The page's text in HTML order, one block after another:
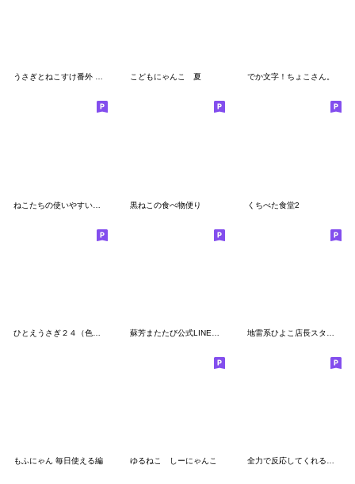
うさぎとねこすけ番外 ブラックねこすけ2 こどもにゃんこ 夏 でか文字！ちょこさん。
黒ねこの食べ物便り くちべた食堂2
もふにゃん 毎日使える編 ゆるねこ しーにゃんこ 全力で反応してくれる猫スタンプ